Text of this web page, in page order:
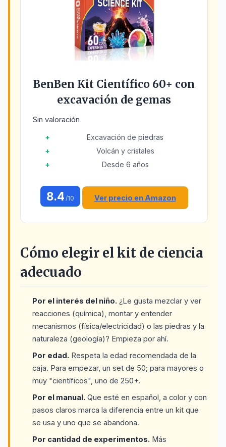
BenBen Kit Científico 60+ con
excavación de gemas
Sin valoración
Excavación de piedras
Volcán y cristales
Desde 6 años
8.4 /10 Ver precio en Amazon
Cómo elegir el kit de ciencia
adecuado
Por el interés del niño. ¿Le gusta mezclar y ver
reacciones (química), montar y entender
mecanismos (física/electricidad) o las piedras y la
naturaleza (geología)? Empieza por ahí.
Por edad. Respeta la edad recomendada de la
caja. Para empezar, un set de 50; para mayores o
muy "científicos", uno de 250+.
Por el manual. Que esté en español, a color y con
pasos claros marca la diferencia entre un kit que
se usa y uno que se abandona.
Por cantidad de experimentos. Más